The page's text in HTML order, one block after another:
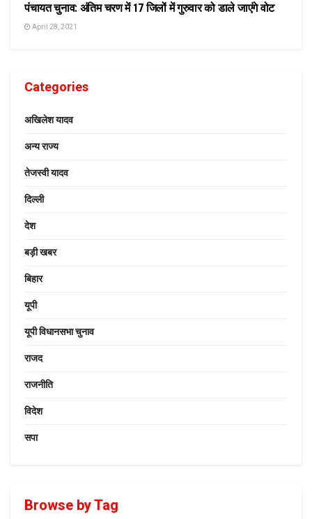
पंचायत चुनाव: अंतिम चरण में 17 जिलों में गुरुवार को डाले जाएंगे वोट
April 28, 2021
Categories
अखिलेश यादव
अन्य राज्य
तेजस्वी यादव
दिल्ली
देश
बड़ी खबर
बिहार
यूपी
यूपी विधानसभा चुनाव
राजद
राजनीति
विदेश
सपा
Browse by Tag